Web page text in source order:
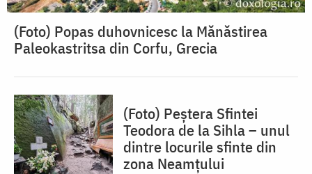
(Foto) Popas duhovnicesc la Mănăstirea
Paleokastritsa din Corfu, Grecia
(Foto) Peștera Sfintei
Teodora de la Sihla – unul
dintre locurile sfinte din
zona Neamțului